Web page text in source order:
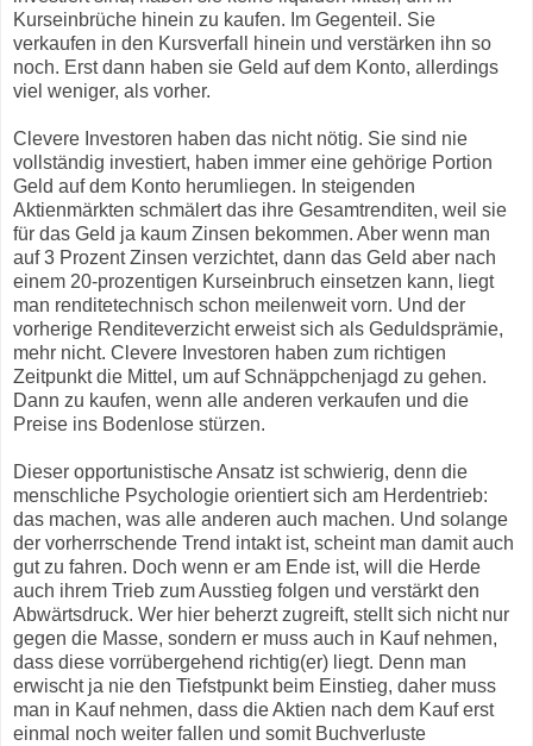
Kurseinbrüche hinein zu kaufen. Im Gegenteil. Sie
verkaufen in den Kursverfall hinein und verstärken ihn so
noch. Erst dann haben sie Geld auf dem Konto, allerdings
viel weniger, als vorher.
Clevere Investoren haben das nicht nötig. Sie sind nie
vollständig investiert, haben immer eine gehörige Portion
Geld auf dem Konto herumliegen. In steigenden
Aktienmärkten schmälert das ihre Gesamtrenditen, weil sie
für das Geld ja kaum Zinsen bekommen. Aber wenn man
auf 3 Prozent Zinsen verzichtet, dann das Geld aber nach
einem 20-prozentigen Kurseinbruch einsetzen kann, liegt
man renditetechnisch schon meilenweit vorn. Und der
vorherige Renditeverzicht erweist sich als Geduldsprämie,
mehr nicht. Clevere Investoren haben zum richtigen
Zeitpunkt die Mittel, um auf Schnäppchenjagd zu gehen.
Dann zu kaufen, wenn alle anderen verkaufen und die
Preise ins Bodenlose stürzen.
Dieser opportunistische Ansatz ist schwierig, denn die
menschliche Psychologie orientiert sich am Herdentrieb:
das machen, was alle anderen auch machen. Und solange
der vorherrschende Trend intakt ist, scheint man damit auch
gut zu fahren. Doch wenn er am Ende ist, will die Herde
auch ihrem Trieb zum Ausstieg folgen und verstärkt den
Abwärtsdruck. Wer hier beherzt zugreift, stellt sich nicht nur
gegen die Masse, sondern er muss auch in Kauf nehmen,
dass diese vorrübergehend richtig(er) liegt. Denn man
erwischt ja nie den Tiefstpunkt beim Einstieg, daher muss
man in Kauf nehmen, dass die Aktien nach dem Kauf erst
einmal noch weiter fallen und somit Buchverluste